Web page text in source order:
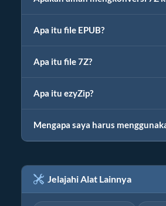
Apa itu file EPUB?
Apa itu file 7Z?
Apa itu ezyZip?
Mengapa saya harus
Jelajahi Alat Lainnya